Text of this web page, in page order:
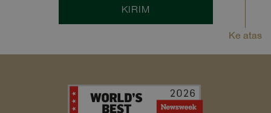
KIRIM
Ke atas